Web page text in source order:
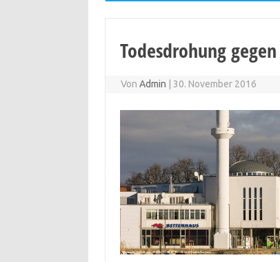
Todesdrohung
VonAdmin 30. November 2016